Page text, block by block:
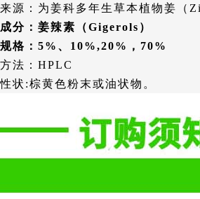
源：为姜科多年生草本植物姜（
分：姜辣素（Gigerols）
格：5%、10%,20%，70%
法：HPLC
状:棕黄色粉末或油状物。